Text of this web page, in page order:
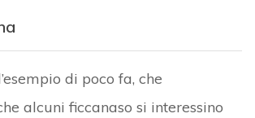
di poco fa, che
alcuni ficcanaso si interessino